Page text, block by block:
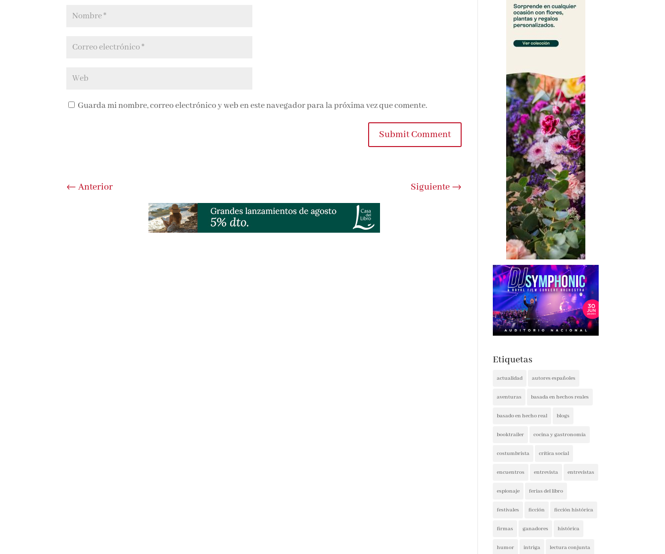
Guarda mi nombre, correo electrónico y web en este navegador para la próxima vez que comente.
Submit Comment
←Anterior Siguiente→
Etiquetas
actualidad autores españoles
aventuras basada en hechos reales
basado en hecho real blogs
booktrailer cocina y gastronomía
costumbrista crítica social
encuentros entrevista entrevistas
espionaje ferias del libro
festivales ficción ficción histórica
firmas ganadores histórica
humor intriga lectura conjunta